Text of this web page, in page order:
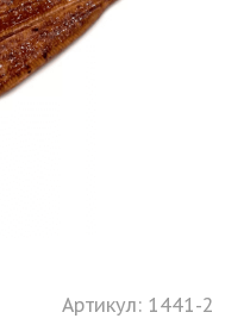
Артикул: 1441-2